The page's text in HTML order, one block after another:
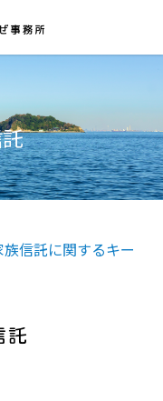
族信託に関するキー
託